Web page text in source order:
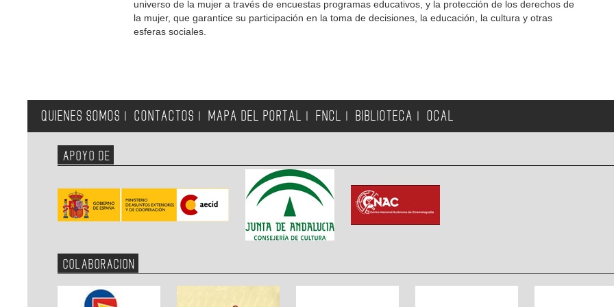
universo de la mujer a través de encuestas programas educativos, y la protección de los derechos de
la mujer, que garantice su participación en la toma de decisiones, la educación, la cultura y otras
esferas sociales.
QUIENES SOMOS CONTACTOS MAPA DEL PORTAL FNCL BIBLIOTECA OCAL
APOYO DE
COLABORACION